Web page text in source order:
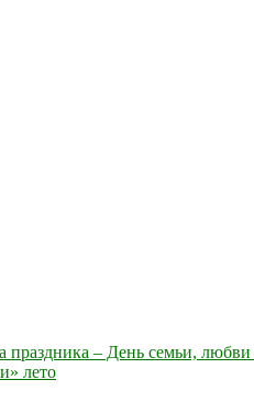
праздника – День семьи,
лето